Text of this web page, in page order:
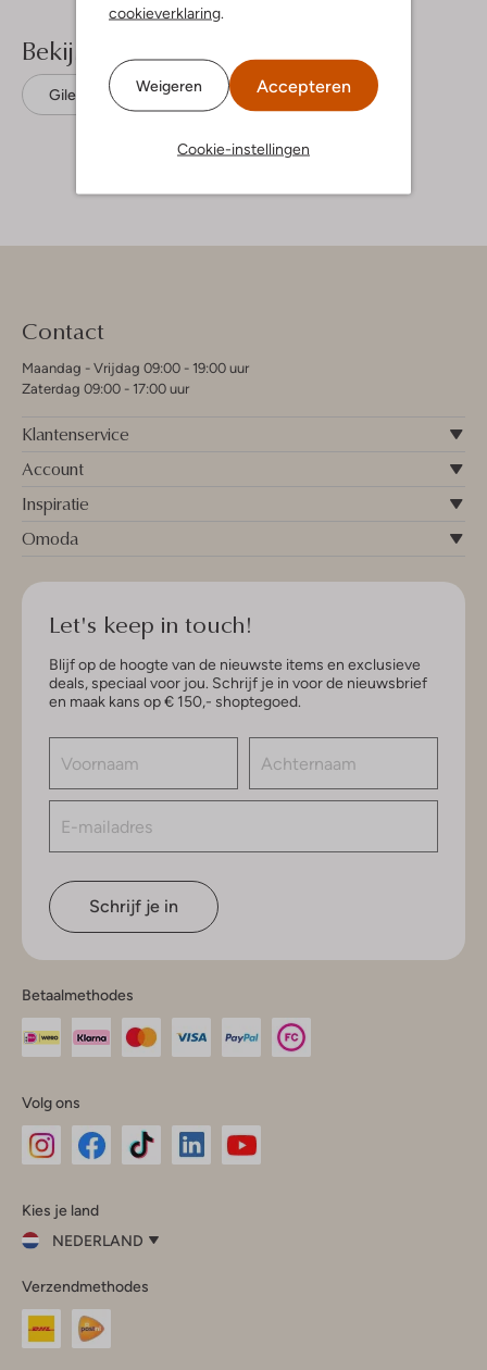
cookieverklaring.
Weigeren Accepteren
Cookie-instellingen
Bekijk meer
Gilets Summum Polyester
Contact
Maandag - Vrijdag 09:00 - 19:00 uur
Zaterdag 09:00 - 17:00 uur
Klantenservice
Account
Inspiratie
Omoda
Let's keep in touch!
Blijf op de hoogte van de nieuwste items en exclusieve
deals, speciaal voor jou. Schrijf je in voor de nieuwsbrief
en maak kans op € 150,- shoptegoed.
Schrijf je in
Betaalmethodes
Volg ons
InstagramFacebook
Kies je land
NEDERLAND
je
land
Nederland
Verzendmethodes